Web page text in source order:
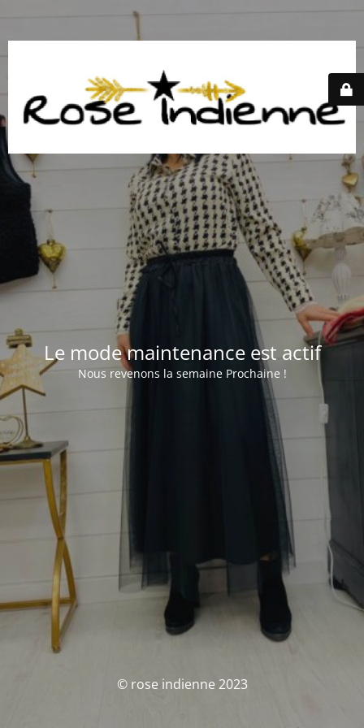
Le mode maintenance est actif
Nous revenons la semaine Prochaine !
© rose indienne 2023